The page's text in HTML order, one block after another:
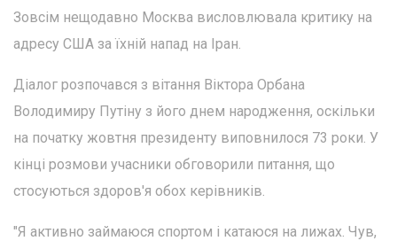
Зовсім нещодавно Москва висловлювала критику на
адресу США за їхній напад на Іран.
Діалог розпочався з вітання Віктора Орбана
Володимиру Путіну з його днем народження, оскільки
на початку жовтня президенту виповнилося 73 роки. У
кінці розмови учасники обговорили питання, що
стосуються здоров'я обох керівників.
"Я активно займаюся спортом і катаюся на лижах. Чув,